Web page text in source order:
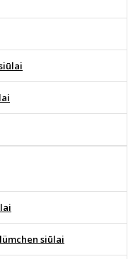
siūlai